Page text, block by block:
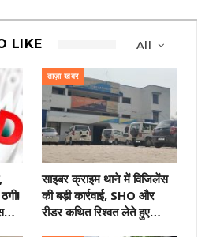
All
LIKE
ताज़ा खबर
साइबर क्राइम थाने में विजिलेंस
की बड़ी कार्रवाई, SHO और
रीडर कथित रिश्वत लेते हुए…